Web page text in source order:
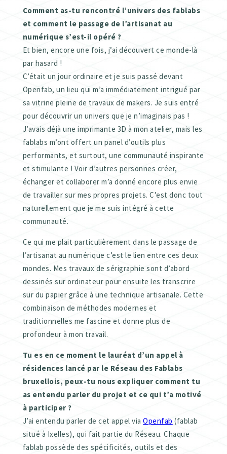
Comment as-tu rencontré l’univers des fablabs
et comment le passage de l’artisanat au
numérique s’est-il opéré ?
Et bien, encore une fois, j’ai découvert ce monde-là
par hasard !
C’était un jour ordinaire et je suis passé devant
Openfab, un lieu qui m’a immédiatement intrigué par
sa vitrine pleine de travaux de makers. Je suis entré
pour découvrir un univers que je n’imaginais pas !
J’avais déjà une imprimante 3D à mon atelier, mais les
fablabs m’ont offert un panel d’outils plus
performants, et surtout, une communauté inspirante
et stimulante ! Voir d’autres personnes créer,
échanger et collaborer m’a donné encore plus envie
de travailler sur mes propres projets. C’est donc tout
naturellement que je me suis intégré à cette
communauté.
Ce qui me plait particulièrement dans le passage de
l’artisanat au numérique c’est le lien entre ces deux
mondes. Mes travaux de sérigraphie sont d’abord
dessinés sur ordinateur pour ensuite les transcrire
sur du papier grâce à une technique artisanale. Cette
combinaison de méthodes modernes et
traditionnelles me fascine et donne plus de
profondeur à mon travail.
Tu es en ce moment le lauréat d’un appel à
résidences lancé par le Réseau des Fablabs
bruxellois, peux-tu nous expliquer comment tu
as entendu parler du projet et ce qui t’a motivé
à participer ?
J’ai entendu parler de cet appel viaOpenfab (fablab
situé à Ixelles), qui fait partie du Réseau. Chaque
fablab possède des spécificités, outils et des